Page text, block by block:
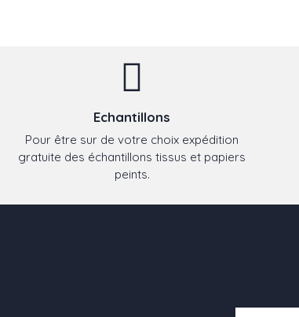
Echantillons
Pour être sur de votre choix expédition
gratuite des échantillons tissus et papiers
peints.